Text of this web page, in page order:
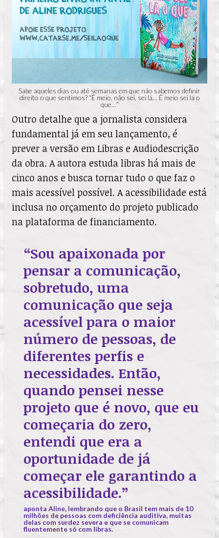
Sabe aqueles dias ou até semanas em que não sabemos definir
direito o que sentimos? “É meio, não sei, sei lá… É meio sei lá o
que…”
Outro detalhe que a jornalista considera
fundamental já em seu lançamento, é
prever a versão em Libras e Audiodescrição
da obra. A autora estuda libras há mais de
cinco anos e busca tornar tudo o que faz o
mais acessível possível. A acessibilidade está
inclusa no orçamento do projeto publicado
na plataforma de financiamento.
“Sou apaixonada por
pensar a comunicação,
sobretudo, uma
comunicação que seja
acessível para o maior
número de pessoas, de
diferentes perfis e
necessidades. Então,
quando pensei nesse
projeto que é novo, que eu
começaria do zero,
entendi que era a
oportunidade de já
começar ele garantindo a
acessibilidade.”
aponta Aline, lembrando que o Brasil tem mais de 10
milhões de pessoas com deficiência auditiva, muitas
delas com surdez severa e que se comunicam
fluentemente só com libras.